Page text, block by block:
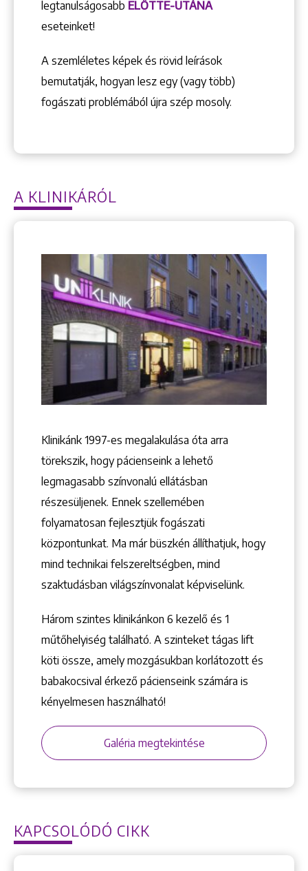
+36 1 222 7250
1148 Budapest, Örs vezér tere 2.
legtanulságosabb ELŐTTE-UTÁNA
eseteinket!
A szemléletes képek és rövid leírások
bemutatják, hogyan lesz egy (vagy több)
fogászati problémából újra szép mosoly.
A KLINIKÁRÓL
Klinikánk 1997-­es megalakulása óta arra
törekszik, hogy pácienseink a lehető
legmagasabb színvonalú ellátásban
részesüljenek. Ennek szellemében
folyamatosan fejlesztjük fogászati
központunkat. Ma már büszkén állíthatjuk, hogy
mind technikai felszereltségben, mind
szaktudásban világszínvonalat képviselünk.
Három szintes klinikánkon 6 kezelő ­és 1
műtőhelyiség található. A szinteket tágas lift
köti össze, amely mozgásukban korlátozott és
babakocsival érkező pácienseink számára is
kényelmesen használható!
Galéria megtekintése
KAPCSOLÓDÓ CIKK